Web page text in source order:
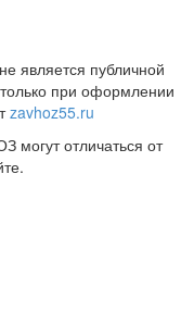
не является публичной
при оформлении
zavhoz55.ru
могут отличаться от